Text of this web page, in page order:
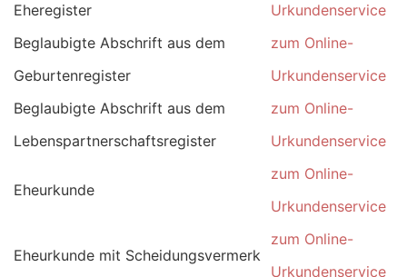
Eheregister
Urkundenservice
Beglaubigte Abschrift aus dem
Geburtenregister
zum Online-
Urkundenservice
Beglaubigte Abschrift aus dem
Lebenspartnerschaftsregister
zum Online-
Urkundenservice
Eheurkunde
zum Online-
Urkundenservice
Eheurkunde mit Scheidungsvermerk
zum Online-
Urkundenservice